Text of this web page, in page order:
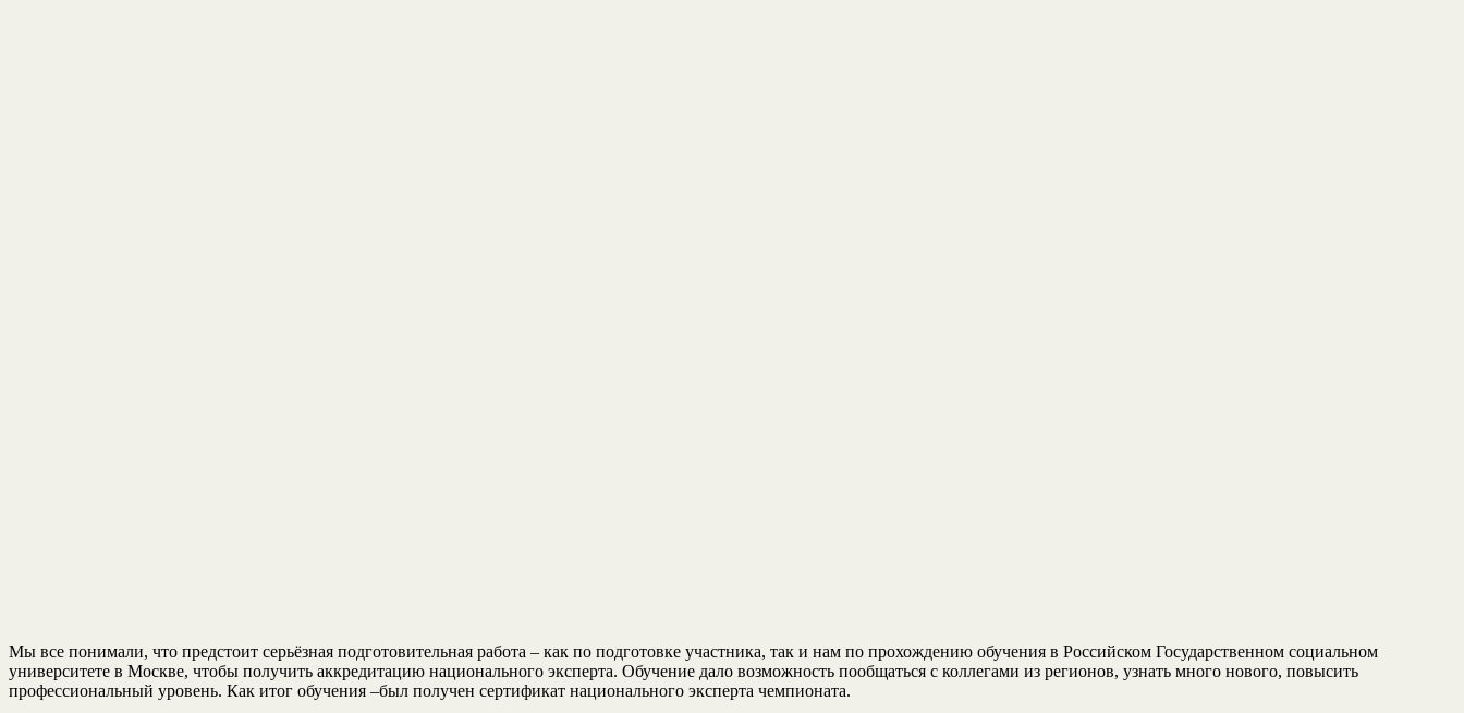
Мы все понимали, что предстоит серьёзная подготовительная работа – как по подготовке участника, так и нам по прохождению обучения в Российском Государственном социальном
университете в Москве, чтобы получить аккредитацию национального эксперта. Обучение дало возможность пообщаться с коллегами из регионов, узнать много нового, повысить
профессиональный уровень. Как итог обучения –был получен сертификат национального эксперта чемпионата.